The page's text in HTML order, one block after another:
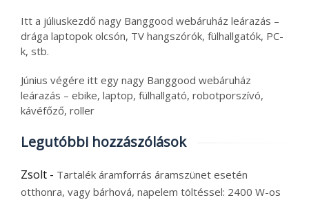
Itt a júliuskezdő nagy Banggood webáruház leárazás –
drága laptopok olcsón, TV hangszórók, fülhallgatók, PC-
k, stb.
Június végére itt egy nagy Banggood webáruház
leárazás – ebike, laptop, fülhallgató, robotporszívó,
kávéfőző, roller
Legutóbbi hozzászólások
Zsolt - Tartalék áramforrás áramszünet esetén
otthonra, vagy bárhová, napelem töltéssel: 2400 W-os